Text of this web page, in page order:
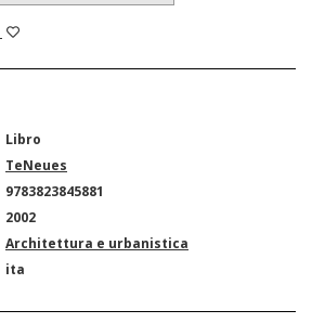
Libro
TeNeues
9783823845881
2002
Architettura e urbanistica
ita